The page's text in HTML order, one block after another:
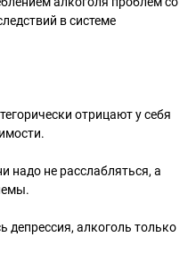
в системе
отрицают у себя
надо не расслабляться, а
депрессия, алкоголь только